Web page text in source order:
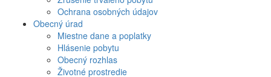
Ochrana osobných údajov
Obecný úrad
Miestne dane a poplatky
Hlásenie pobytu
Obecný rozhlas
Životné prostredie